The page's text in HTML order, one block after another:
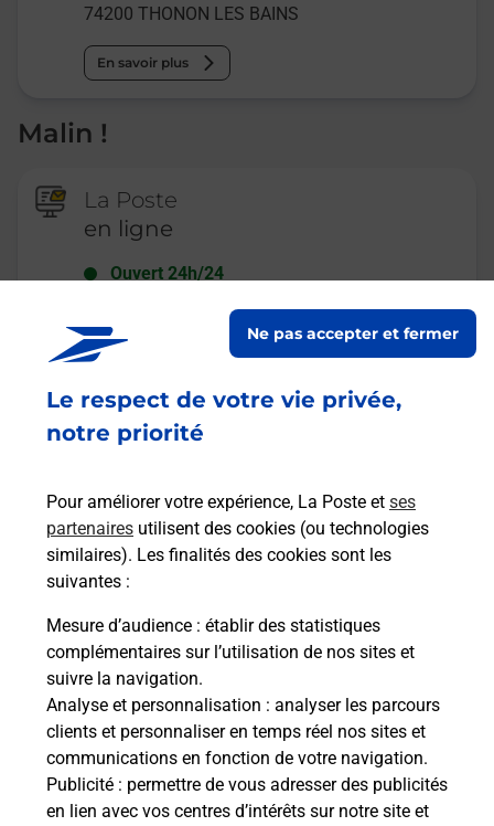
Le respect de votre vie privée,
notre priorité
Pour améliorer votre expérience, La Poste et ses
partenaires utilisent des cookies (ou technologies
similaires). Les finalités des cookies sont les
suivantes :
Mesure d’audience : établir des statistiques
complémentaires sur l’utilisation de nos sites et
suivre la navigation.
Analyse et personnalisation : analyser les parcours
clients et personnaliser en temps réel nos sites et
communications en fonction de votre navigation.
Publicité : permettre de vous adresser des publicités
en lien avec vos centres d’intérêts sur notre site et
Ne pas accepter et fermer
74200 THONON LES BAINS
En savoir plus
Malin !
La Poste
en ligne
Ouvert 24h/24
Recherchez un autre point de contact
Questions fréquemment posées
Quel réseau utilise La Poste Mobile ?
Est-ce que je peux garder mon
numéro de mobile gratuitement ?
Est-ce que je peux bénéficier de la 5G
avec La Poste Mobile ?